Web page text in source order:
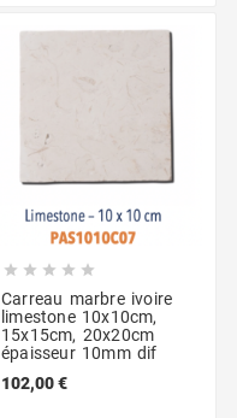
    
Carreau marbre ivoire
limestone 10x10cm,
15x15cm, 20x20cm
épaisseur 10mm dif
102,00 €